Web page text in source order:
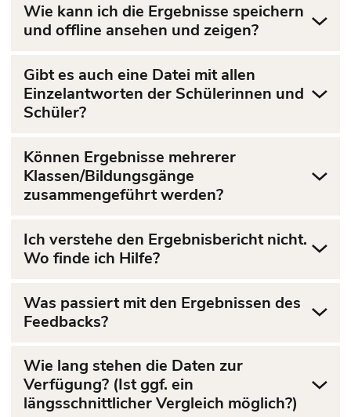
Wie kann ich die Ergebnisse speichern
und offline ansehen und zeigen?
Gibt es auch eine Datei mit allen
Einzelantworten der Schülerinnen und
Schüler?
Können Ergebnisse mehrerer
Klassen/Bildungsgänge
zusammengeführt werden?
Ich verstehe den Ergebnisbericht nicht.
Wo finde ich Hilfe?
Was passiert mit den Ergebnissen des
Feedbacks?
Wie lang stehen die Daten zur
Verfügung? (Ist ggf. ein
längsschnittlicher Vergleich möglich?)